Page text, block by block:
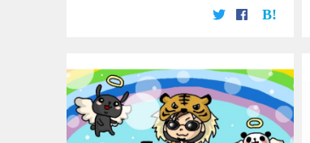
トいたします！ このメルマガは、管理人
が2012年より発行している、 有料会員専